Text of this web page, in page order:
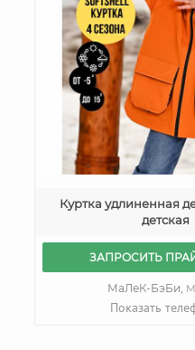
Куртка удлиненная
детская
ЗАПРОСИТЬ
МаЛеК-БэБи,
Показать